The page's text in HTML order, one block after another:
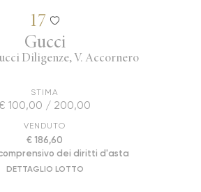
17
Gucci
Diligenze, V. Accornero
STIMA
100,00 / 200,00
VENDUTO
€ 186,60
dei diritti d'asta
DETTAGLIO LOTTO